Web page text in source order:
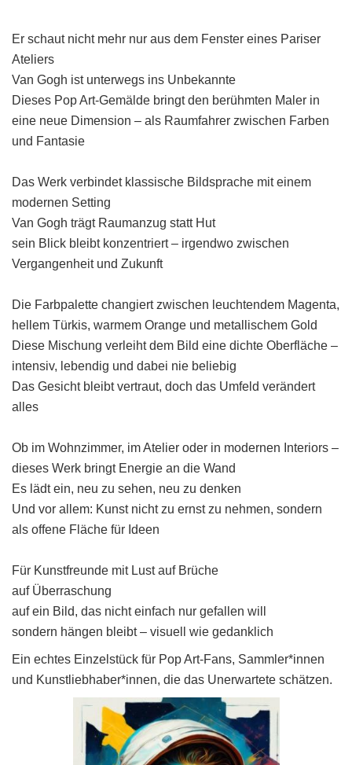
Er schaut nicht mehr nur aus dem Fenster eines Pariser
Ateliers
Van Gogh ist unterwegs ins Unbekannte
Dieses Pop Art-Gemälde bringt den berühmten Maler in
eine neue Dimension – als Raumfahrer zwischen Farben
und Fantasie
Das Werk verbindet klassische Bildsprache mit einem
modernen Setting
Van Gogh trägt Raumanzug statt Hut
sein Blick bleibt konzentriert – irgendwo zwischen
Vergangenheit und Zukunft
Die Farbpalette changiert zwischen leuchtendem Magenta,
hellem Türkis, warmem Orange und metallischem Gold
Diese Mischung verleiht dem Bild eine dichte Oberfläche –
intensiv, lebendig und dabei nie beliebig
Das Gesicht bleibt vertraut, doch das Umfeld verändert
alles
Ob im Wohnzimmer, im Atelier oder in modernen Interiors –
dieses Werk bringt Energie an die Wand
Es lädt ein, neu zu sehen, neu zu denken
Und vor allem: Kunst nicht zu ernst zu nehmen, sondern
als offene Fläche für Ideen
Für Kunstfreunde mit Lust auf Brüche
auf Überraschung
auf ein Bild, das nicht einfach nur gefallen will
sondern hängen bleibt – visuell wie gedanklich
Ein echtes Einzelstück für Pop Art-Fans, Sammler*innen
und Kunstliebhaber*innen, die das Unerwartete schätzen.